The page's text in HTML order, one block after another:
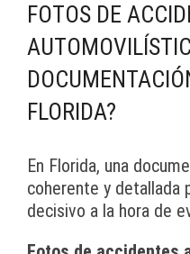
FOTOS DE
FLORIDA?
En Florida, una
coherente y detallada
decisivo a la hora de